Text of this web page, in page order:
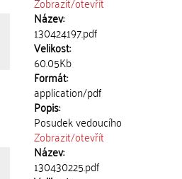
Název:
130424197.pdf
Velikost:
60.05Kb
Formát:
application/pdf
Popis:
Posudek vedoucího
Zobrazit/otevřít
Název:
130430225.pdf